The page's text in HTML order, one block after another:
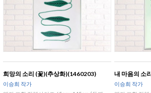
희망의 소리 (꽃)(추상화)(1460203)
이승희 작가
내 마음의 소
이승희 작가